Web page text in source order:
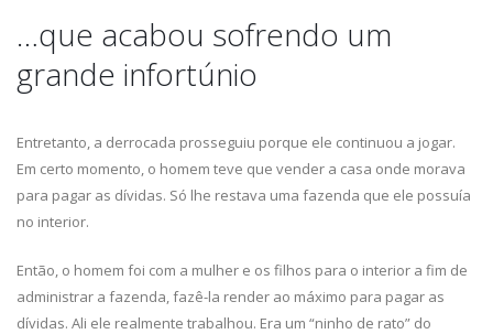
…que acabou sofrendo um
grande infortúnio
Entretanto, a derrocada prosseguiu porque ele continuou a jogar.
Em certo momento, o homem teve que vender a casa onde morava
para pagar as dívidas. Só lhe restava uma fazenda que ele possuía
no interior.
Então, o homem foi com a mulher e os filhos para o interior a fim de
administrar a fazenda, fazê-la render ao máximo para pagar as
dívidas. Ali ele realmente trabalhou. Era um “ninho de rato” do